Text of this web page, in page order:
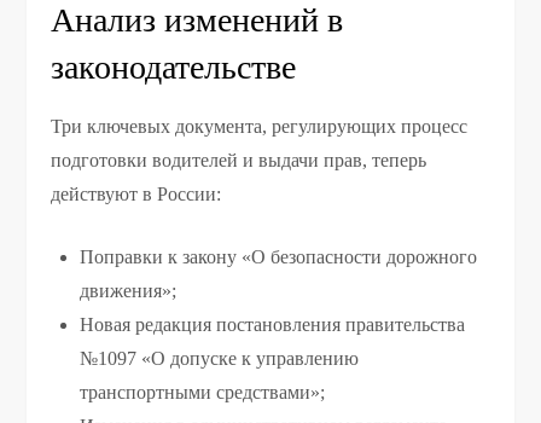
Анализ изменений в
законодательстве
Три ключевых документа, регулирующих процесс
подготовки водителей и выдачи прав, теперь
действуют в России:
Поправки к закону «О безопасности дорожного
движения»;
Новая редакция постановления правительства
№1097 «О допуске к управлению
транспортными средствами»;